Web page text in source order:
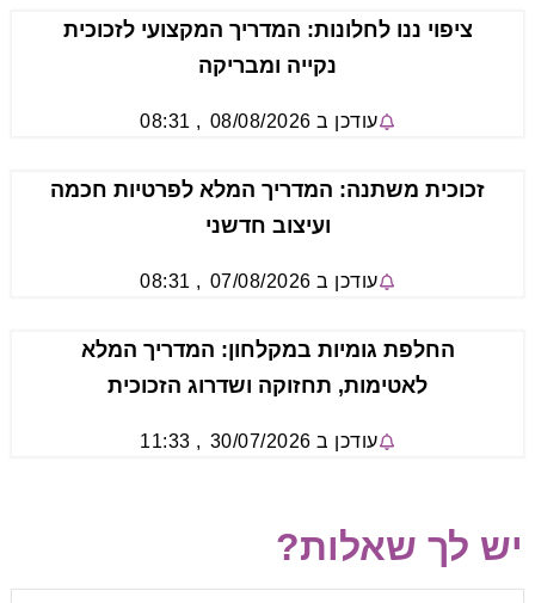
ציפוי ננו לחלונות: המדריך המקצועי לזכוכית
נקייה ומבריקה
עודכן ב 08/08/2026
,
08:31
זכוכית משתנה: המדריך המלא לפרטיות חכמה
ועיצוב חדשני
עודכן ב 07/08/2026
,
08:31
החלפת גומיות במקלחון: המדריך המלא
לאטימות, תחזוקה ושדרוג הזכוכית
עודכן ב 30/07/2026
,
11:33
יש לך שאלות?